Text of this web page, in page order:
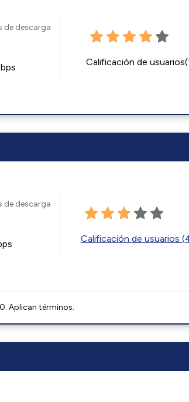
de descarga
Calificación de
de descarga
Calificación de usuarios
Aplican términos.